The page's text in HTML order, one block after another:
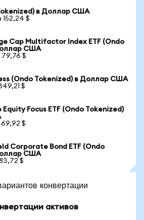
в Доллар США
152,24 $
Cap Multifactor Index ETF (Ondo
США
79,76 $
(Ondo Tokenized) в Доллар США
$
Equity Focus ETF (Ondo Tokenized)
69,92 $
Corporate Bond ETF (Ondo
США
$
конвертации
активов